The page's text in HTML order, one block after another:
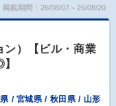
掲載期間：26/08/07～26/08/20
）【ビル・商業
/ 宮城県 / 秋田県 / 山形